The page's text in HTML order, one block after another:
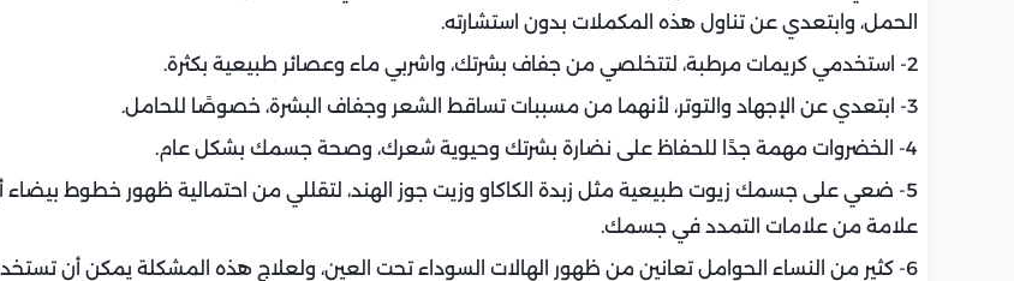
الحمل، وابتعدي عن تناول هذه المكملات بدون استشارته.
2- استخدمي كريمات مرطبة، لتتخلصي من جفاف بشرتك، واشربي ماء وعصائر طبيعية بكثرة.
3- ابتعدي عن الإجهاد والتوتر، لأنهما من مسببات تساقط الشعر وجفاف البشرة، خصوصًا للحامل.
4- الخضروات مهمة جدًا للحفاظ على نضارة بشرتك وحيوية شعرك، وصحة جسمك بشكل عام.
5- ضعي على جسمك زيوت طبيعية مثل زبدة الكاكاو وزيت جوز الهند، لتقللي من احتمالية ظهور خطوط بيضاء
علامة من علامات التمدد في جسمك.
6- كثير من النساء الحوامل تعانين من ظهور الهالات السوداء تحت العين، ولعلاج هذه المشكلة يمكن أن